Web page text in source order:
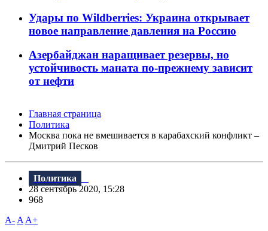
Удары по Wildberries: Украина открывает
новое направление давления на Россию
Азербайджан наращивает резервы, но
устойчивость маната по-прежнему зависит
от нефти
Главная страница
Политика
Москва пока не вмешивается в карабахский конфликт –
Дмитрий Песков
Политика
28 сентябрь 2020, 15:28
968
A- A A+